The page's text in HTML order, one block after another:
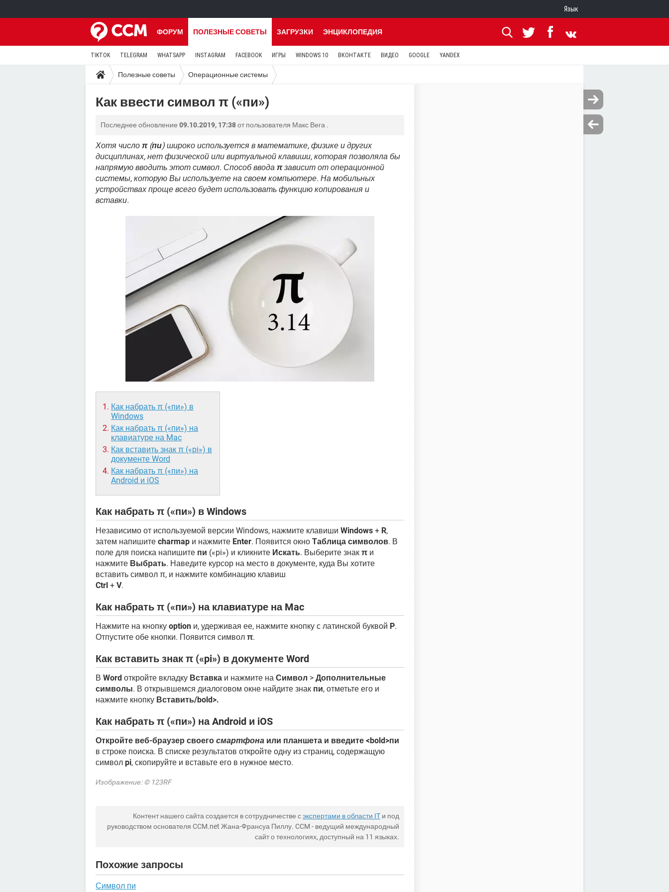
Язык
ФОРУМ ПОЛЕЗНЫЕ СОВЕТЫ ЗАГРУЗКИ ЭНЦИКЛОПЕДИЯ
TIKTOK TELEGRAM WHATSAPP INSTAGRAM FACEBOOK ИГРЫ WINDOWS 10 ВКОНТАКТЕ ВИДЕО GOOGLE YANDEX
Полезные советы Операционные системы
Как ввести символ π («пи»)
Последнее обновление 09.10.2019, 17:38от пользователя Макс Вега .
Хотя число π(пи) широко используется в математике, физике и других
дисциплинах, нет физической или виртуальной клавиши, которая позволяла бы
напрямую вводить этот символ. Способ ввода πзависит от операционной
системы, которую Вы используете на своем компьютере. На мобильных
устройствах проще всего будет использовать функцию копирования и
вставки.
Как набрать π («пи») в
Windows
Как набрать π («пи») на
клавиатуре на Mac
Как вставить знак π («pi») в
документе Word
Как набрать π («пи») на
Android и iOS
Как набрать π («пи») в Windows
Независимо от используемой версии Windows, нажмите клавиши Windows + R,
затем напишите charmap и нажмите Enter. Появится окно Таблица символов. В
поле для поиска напишите пи («pi») и кликните Искать. Выберите знак π и
нажмите Выбрать. Наведите курсор на место в документе, куда Вы хотите
вставить символ π, и нажмите комбинацию клавиш
Ctrl + V.
Как набрать π («пи») на клавиатуре на Mac
Нажмите на кнопку option и, удерживая ее, нажмите кнопку с латинской буквой P.
Отпустите обе кнопки. Появится символ π.
Как вставить знак π («pi») в документе Word
В Word откройте вкладку Вставка и нажмите на Символ > Дополнительные
символы. В открывшемся диалоговом окне найдите знак пи, отметьте его и
нажмите кнопку Вставить/bold>.
Как набрать π («пи») на Android и iOS
Откройте веб-браузер своего смартфона или планшета и введите <bold>пи
в строке поиска. В списке результатов откройте одну из страниц, содержащую
символ pi, скопируйте и вставьте его в нужное место.
Изображение: © 123RF
Контент нашего сайта создается в сотрудничестве сэкспертами в области IT и под
руководством основателя CCM.net Жана-Франсуа Пиллу. CCM - ведущий международный
сайт о технологиях, доступный на 11 языках.
Похожие запросы
Символ пи